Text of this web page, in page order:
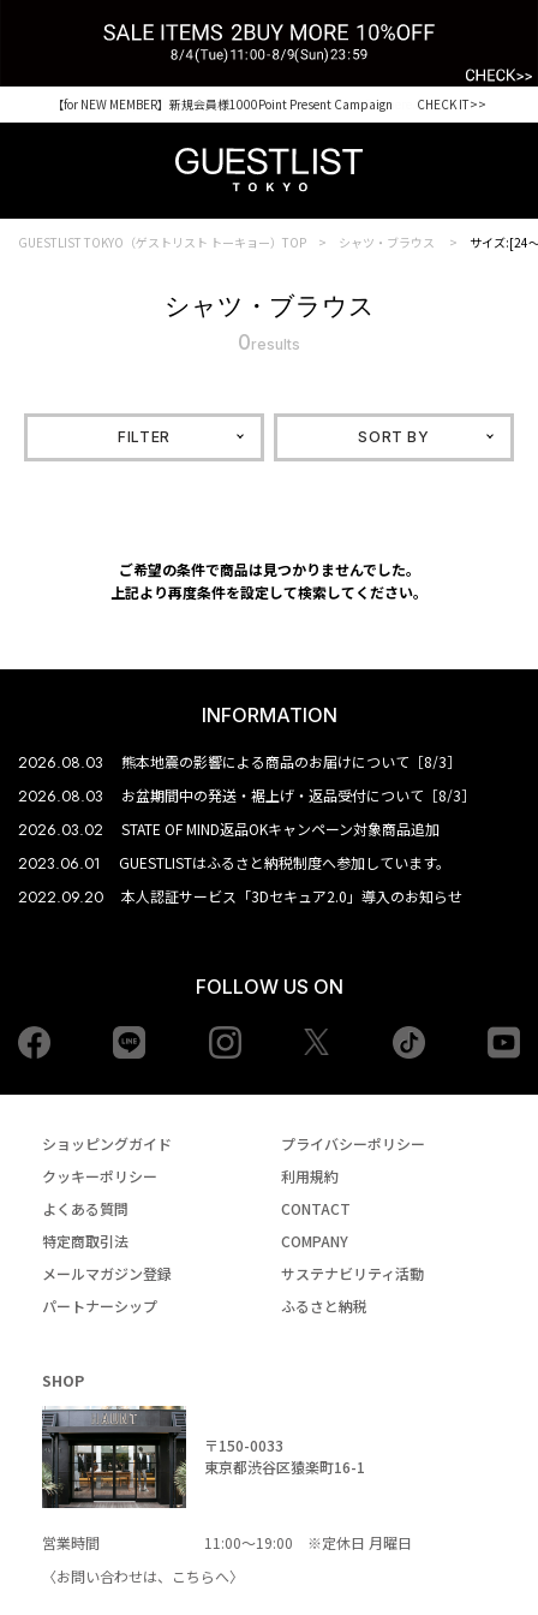
Shopping from outside Japan? Visit our Global Site here. >>
【for NEW MEMBER】新規会員様1000Point Present Campaign CHECK IT>>
GUESTLIST TOKYO（ゲストリスト トーキョー）TOP シャツ・ブラウス サイズ:[24
シャツ・ブラウス
0results
FILTER SORT BY
ご希望の条件で商品は見つかりませんでした。
上記より再度条件を設定して検索してください。
INFORMATION
2026.08.03 熊本地震の影響による商品のお届けについて［8/3］
2026.08.03 お盆期間中の発送・裾上げ・返品受付について［8/3］
2026.03.02 STATE OF MIND返品OKキャンペーン対象商品追加
2023.06.01 GUESTLISTはふるさと納税制度へ参加しています。
2022.09.20 本人認証サービス「3Dセキュア2.0」導入のお知らせ
FOLLOW US ON
Facebook Instagram tiktok
ショッピングガイド
プライバシーポリシー
クッキーポリシー
利用規約
よくある質問
CONTACT
特定商取引法
COMPANY
メールマガジン登録
サステナビリティ活動
パートナーシップ
ふるさと納税
SHOP
〒150-0033
東京都渋谷区猿楽町16-1
営業時間
11:00～19:00 ※定休日 月曜日
〈お問い合わせは、
こちらへ〉